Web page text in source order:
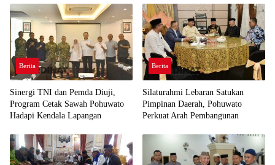
Berita
Sinergi TNI dan Pemda Diuji,
Program Cetak Sawah Pohuwato
Hadapi Kendala Lapangan
Berita
Silaturahmi Lebaran Satukan
Pimpinan Daerah, Pohuwato
Perkuat Arah Pembangunan